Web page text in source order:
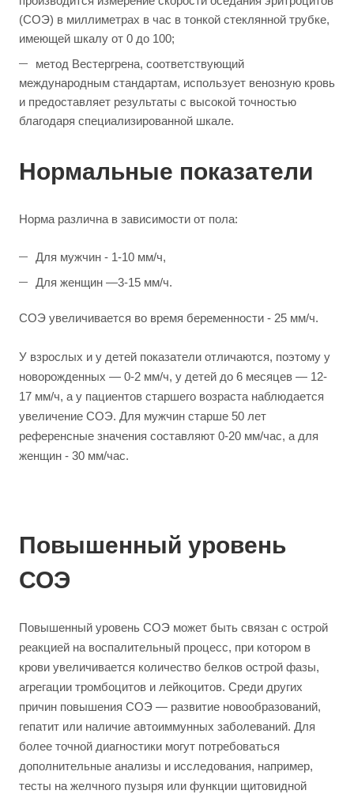
(СОЭ) в миллиметрах в час в тонкой стеклянной трубке,
имеющей шкалу от 0 до 100;
метод Вестергрена, соответствующий
международным стандартам, использует венозную кровь
и предоставляет результаты с высокой точностью
благодаря специализированной шкале.
Нормальные показатели
Норма различна в зависимости от пола:
Для мужчин - 1-10 мм/ч,
Для женщин —3-15 мм/ч.
СОЭ увеличивается во время беременности - 25 мм/ч.
У взрослых и у детей показатели отличаются, поэтому у
новорожденных — 0-2 мм/ч, у детей до 6 месяцев — 12-
17 мм/ч, а у пациентов старшего возраста наблюдается
увеличение СОЭ. Для мужчин старше 50 лет
референсные значения составляют 0-20 мм/час, а для
женщин - 30 мм/час.
Повышенный уровень
СОЭ
Повышенный уровень СОЭ может быть связан с острой
реакцией на воспалительный процесс, при котором в
крови увеличивается количество белков острой фазы,
агрегации тромбоцитов и лейкоцитов. Среди других
причин повышения СОЭ — развитие новообразований,
гепатит или наличие автоиммунных заболеваний. Для
более точной диагностики могут потребоваться
дополнительные анализы и исследования, например,
тесты на желчного пузыря или функции щитовидной